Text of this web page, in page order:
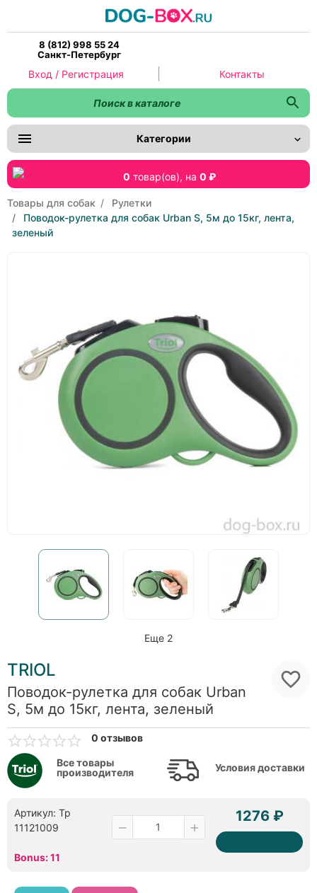
8 (812) 998 55 24
Санкт-Петербург
0 товар(ов), на 0 ₽
Категории
Вход / Регистрация Контакты
Товары для собак
Рулетки
Поводок-рулетка для собак Urban S, 5м до 15кг, лента,
зеленый
Еще 2
TRIOL
Поводок-рулетка для собак Urban
S, 5м до 15кг, лента, зеленый
0 отзывов
Все товары
производителя
Условия доставки
Артикул: Тр
11121009
Bonus: 11
1276 ₽